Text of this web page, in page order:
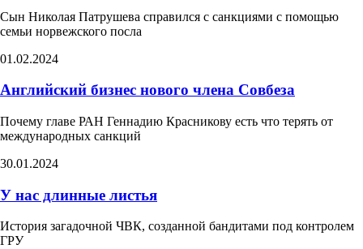
Сын Николая Патрушева справился с санкциями с помощью
семьи норвежского посла
01.02.2024
Английский бизнес нового члена Совбеза
Почему главе РАН Геннадию Красникову есть что терять от
международных санкций
30.01.2024
У нас длинные листья
История загадочной ЧВК, созданной бандитами под контролем
ГРУ